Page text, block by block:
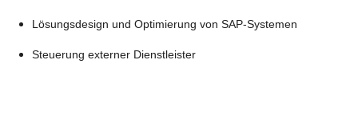
Lösungsdesign und Optimierung von SAP-Systemen
Steuerung externer Dienstleister